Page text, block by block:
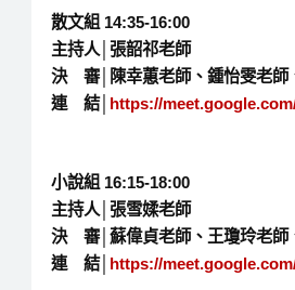
散文組 14:35-16:00
主持人│張韶祁老師
決 審│陳幸蕙老師、鍾怡雯老師
連 結│ https://
小說組 16:15-18:00
主持人│張雪媃老師
決 審│蘇偉貞老師、王瓊玲老師
連 結│ https://